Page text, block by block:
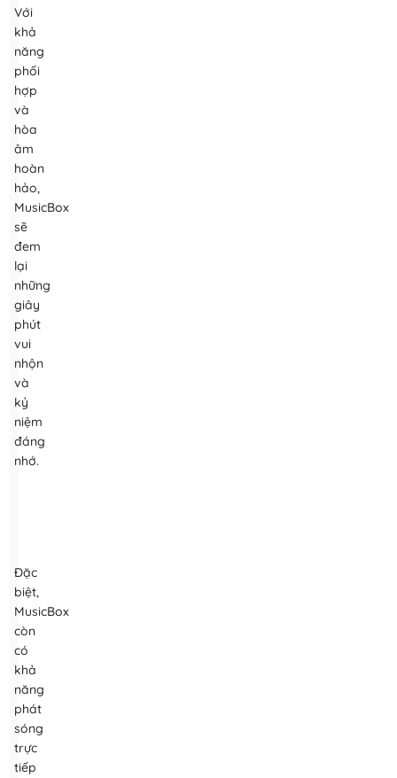
Với
khả
năng
phối
hợp
và
hòa
âm
hoàn
hảo,
MusicBox
sẽ
đem
lại
những
giây
phút
vui
nhộn
và
kỷ
niệm
đáng
nhớ.
Đặc
biệt,
MusicBox
còn
có
khả
năng
phát
sóng
trực
tiếp